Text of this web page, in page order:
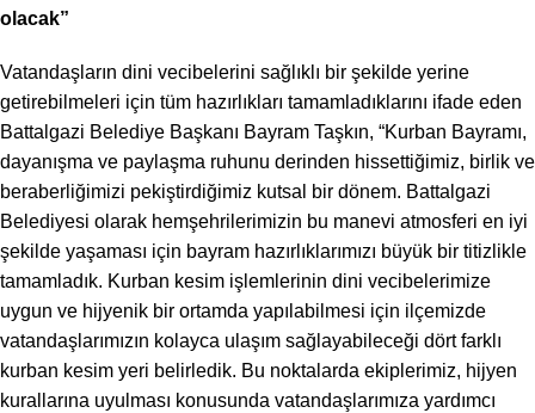
olacak”
Vatandaşların dini vecibelerini sağlıklı bir şekilde yerine
getirebilmeleri için tüm hazırlıkları tamamladıklarını ifade eden
Battalgazi Belediye Başkanı Bayram Taşkın, “Kurban Bayramı,
dayanışma ve paylaşma ruhunu derinden hissettiğimiz, birlik ve
beraberliğimizi pekiştirdiğimiz kutsal bir dönem. Battalgazi
Belediyesi olarak hemşehrilerimizin bu manevi atmosferi en iyi
şekilde yaşaması için bayram hazırlıklarımızı büyük bir titizlikle
tamamladık. Kurban kesim işlemlerinin dini vecibelerimize
uygun ve hijyenik bir ortamda yapılabilmesi için ilçemizde
vatandaşlarımızın kolayca ulaşım sağlayabileceği dört farklı
kurban kesim yeri belirledik. Bu noktalarda ekiplerimiz, hijyen
kurallarına uyulması konusunda vatandaşlarımıza yardımcı